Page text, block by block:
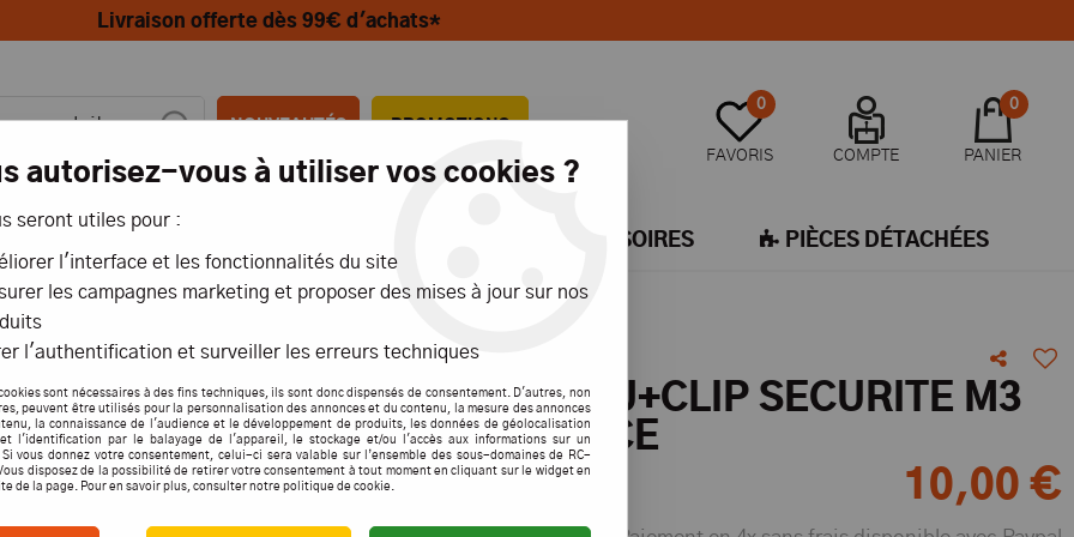
Livraison offerte dès 99€ d'achats*
NOUVEAUTÉS PROMOTIONS
0
FAVORIS COMPTE
0
PANIER
ACCESSOIRES PIÈCES DÉTACHÉES
ALU+CLIP SECURITE M3 S2- GFORCE
G Force
CHAPE ALU+CLIP SECURITE M3
S2- GFORCE
10,00 €
autorisez-vous à utiliser vos cookies ?
seront utiles pour :
l'interface et les fonctionnalités du site
les campagnes marketing et proposer des mises à jour sur nos
l'authentification et surveiller les erreurs techniques
sont nécessaires à des fins techniques, ils sont donc dispensés de consentement. D'autres, non
peuvent être utilisés pour la personnalisation des annonces et du contenu, la mesure des annonces
la connaissance de l'audience et le développement de produits, les données de géolocalisation
l'identification par le balayage de l'appareil, le stockage et/ou l'accès aux informations sur un
vous donnez votre consentement, celui-ci sera valable sur l’ensemble des sous-domaines de RC-
disposez de la possibilité de retirer votre consentement à tout moment en cliquant sur le widget en
de la page. Pour en savoir plus, consulter notre politique de cookie.